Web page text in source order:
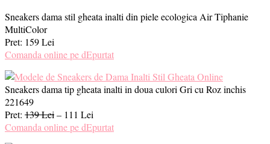
Sneakers dama stil gheata inalti din piele ecologica Air Tiphanie
MultiColor
Pret: 159 Lei
Comanda online pe dEpurtat
Sneakers dama tip gheata inalti in doua culori Gri cu Roz inchis
221649
Pret: 139 Lei– 111 Lei
Comanda online pe dEpurtat